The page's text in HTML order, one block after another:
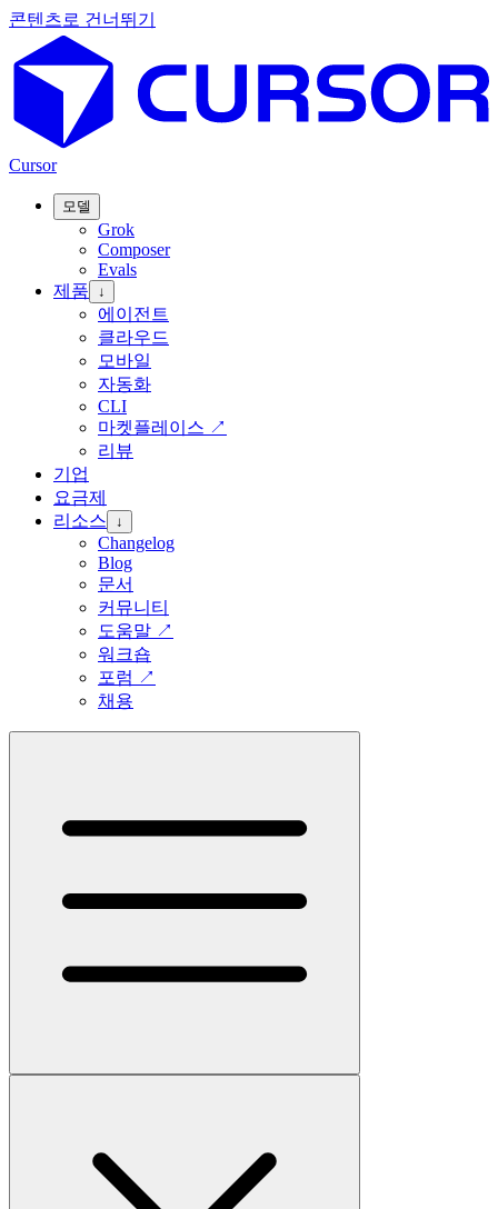
콘텐츠로 건너뛰기
Cursor
모델
Grok
Composer
Evals
제품
↓
에이전트
클라우드
모바일
자동화
CLI
마켓플레이스 ↗
리뷰
기업
요금제
리소스
↓
Changelog
Blog
문서
커뮤니티
도움말 ↗
워크숍
포럼 ↗
채용